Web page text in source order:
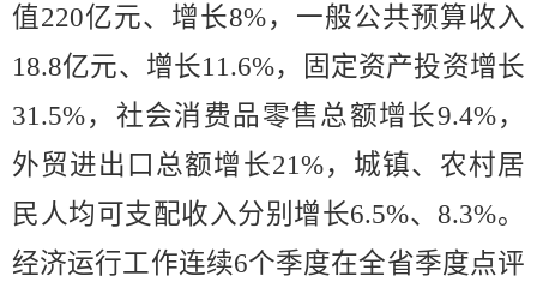
值220亿元、 增长8% ，一般公共预算收入
18.8亿元、 增长11.6%，固定资产投资增长
31.5% ，社会消费品零售总额增长9.4%，
外贸进出口总额增长21%， 城镇、农村居
民人均可支配收入分别增长6.5%、 8.3%。
经济运行工作连续6个季度在全省季度点评